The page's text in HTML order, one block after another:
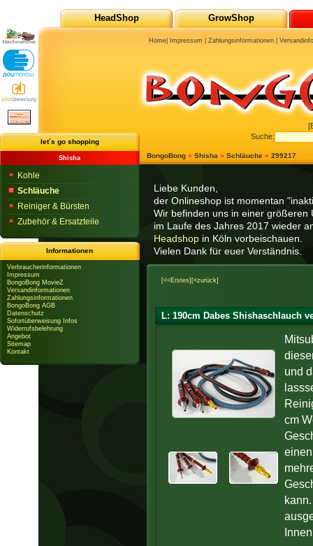
Liebe Kunden,
der Onlineshop ist momentan
Wir befinden uns in einer größeren
im Laufe des Jahres 2017 wieder
Headshop in Köln vorbeischauen.
Vielen Dank für euer Verständnis.
[<<Erstes] [<zurück]
L: 190cm Dabes Shishaschlauch
und
cm
BongoBong » Shisha » Schläuche » 299217
let´s go shopping
Shisha
Kohle
Schläuche
Reiniger & Bürsten
Zubehör & Ersatzteile
Informationen
Verbraucherinformationen
Impressum
BongoBong MovieZ
Versandinformationen
Zahlungsinformationen
BongoBong AGB
Datenschutz
Sofortüberweisung Infos
Widerrufsbelehrung
Angebot
Sitemap
Kontakt
HeadShop GrowShop
Suche:
Home Impressum |Zahlungsinformationen |